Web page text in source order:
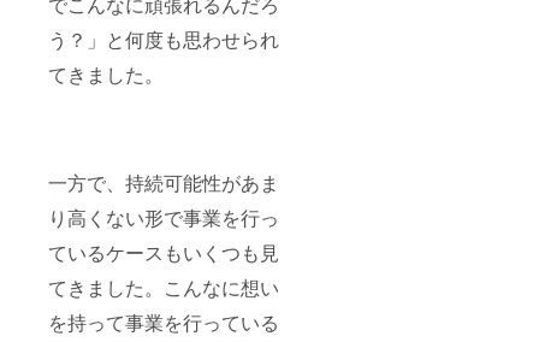
う？」と何度も思わせられ
てきました。
一方で、持続可能性があま
り高くない形で事業を行っ
ているケースもいくつも見
てきました。こんなに想い
を持って事業を行っている